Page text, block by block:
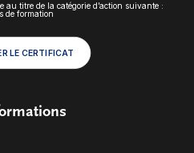
au titre de la catégorie d’action suivante :
de formation
LE CERTIFICAT